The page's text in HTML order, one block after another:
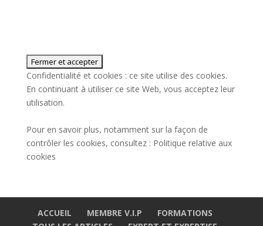
Confidentialité et cookies : ce site utilise des cookies.
En continuant à utiliser ce site Web, vous acceptez leur
utilisation.
Pour en savoir plus, notamment sur la façon de
contrôler les cookies, consultez : Politique relative aux
cookies
ACCUEIL MEMBRE V.I.P
FORMATIONS